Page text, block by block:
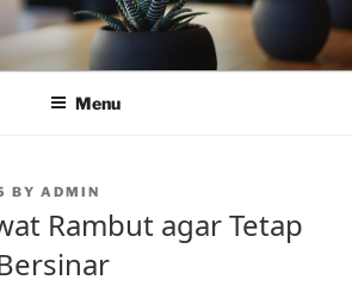
Menu
BY ADMIN
Rambut agar Tetap